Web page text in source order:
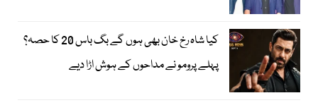
کیا شاہ رخ خان بھی ہوں گے بگ باس 20 کا حصہ؟
پہلے پرومو نے مداحوں کے ہوش اڑا دیے